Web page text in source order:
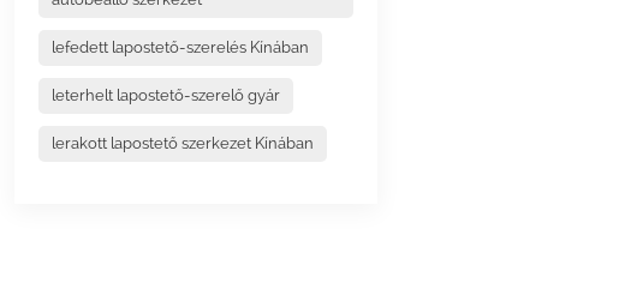
lefedett lapostető-szerelés Kínában
leterhelt lapostető-szerelő gyár
lerakott lapostető szerkezet Kínában